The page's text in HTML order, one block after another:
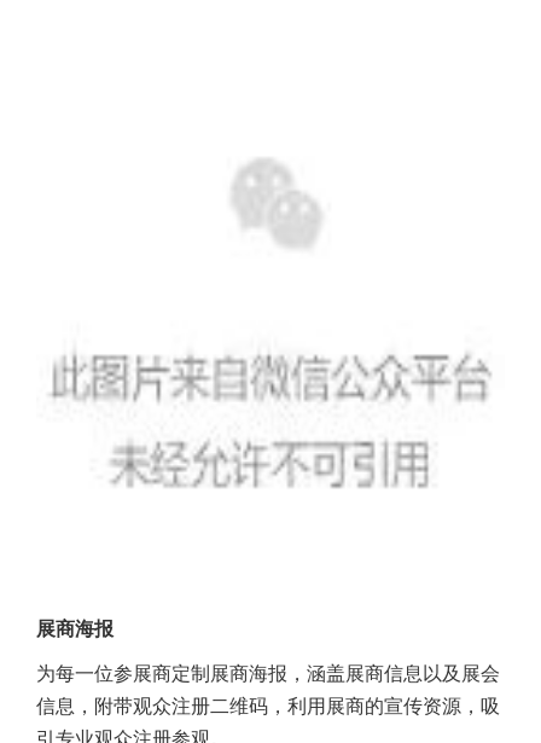
展商海报
为每一位参展商定制展商海报，涵盖展商信息以及展会
信息，附带观众注册二维码，利用展商的宣传资源，吸